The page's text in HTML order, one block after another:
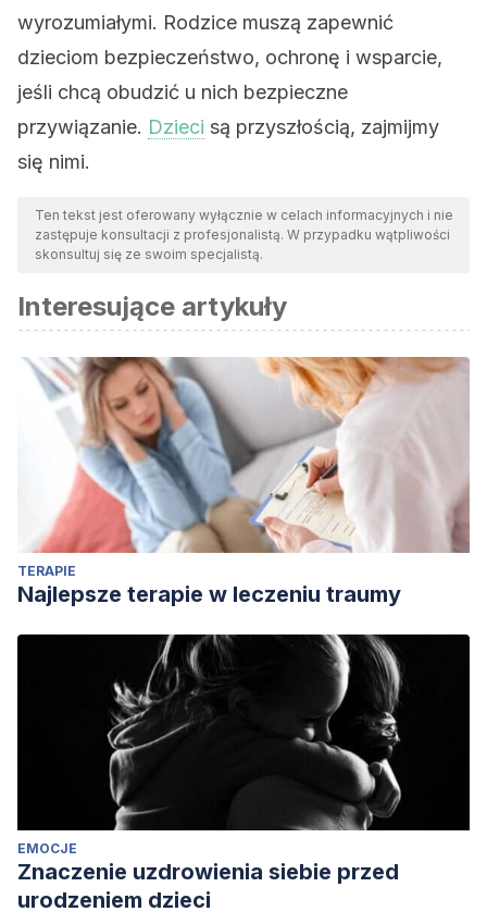
wyrozumiałymi. Rodzice muszą zapewnić
dzieciom bezpieczeństwo, ochronę i wsparcie,
jeśli chcą obudzić u nich bezpieczne
przywiązanie. Dzieci są przyszłością, zajmijmy
się nimi.
Ten tekst jest oferowany wyłącznie w celach informacyjnych i nie
zastępuje konsultacji z profesjonalistą. W przypadku wątpliwości
skonsultuj się ze swoim specjalistą.
Interesujące artykuły
TERAPIE
Najlepsze terapie w leczeniu traumy
EMOCJE
Znaczenie uzdrowienia siebie przed
urodzeniem dzieci